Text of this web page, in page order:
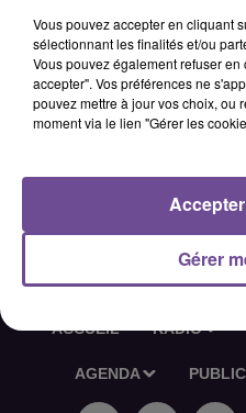
qualifié responsable de
sécurité au sein des lieux de
occupés par l'équipe
sécurité des usagers, au suivi
Référence de l’offre France
ACCUEIL RADIO
AGENDA
Vous pouvez accepter en cliquant
sélectionnant les finalités et/ou
Vous pouvez également refuser
accepter". Vos préférences ne
pouvez mettre à jour vos choix, ou
moment via le lien "Gérer les
Gérer